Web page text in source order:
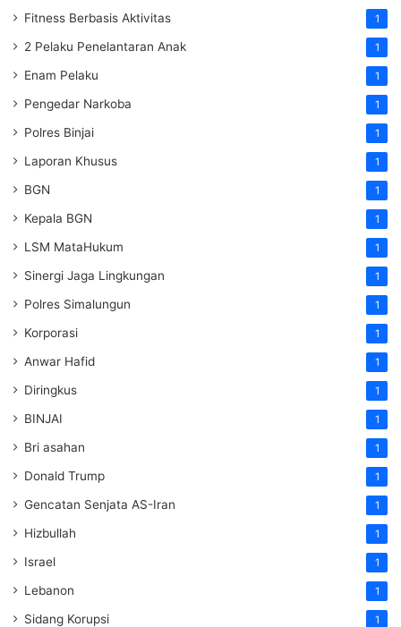
Fitness Berbasis Aktivitas 1
2 Pelaku Penelantaran Anak 1
Enam Pelaku 1
Pengedar Narkoba 1
Polres Binjai 1
Laporan Khusus 1
BGN 1
Kepala BGN 1
LSM MataHukum 1
Sinergi Jaga Lingkungan 1
Polres Simalungun 1
Korporasi 1
Anwar Hafid 1
Diringkus 1
BINJAI 1
Bri asahan 1
Donald Trump 1
Gencatan Senjata AS-Iran 1
Hizbullah 1
Israel 1
Lebanon 1
Sidang Korupsi 1